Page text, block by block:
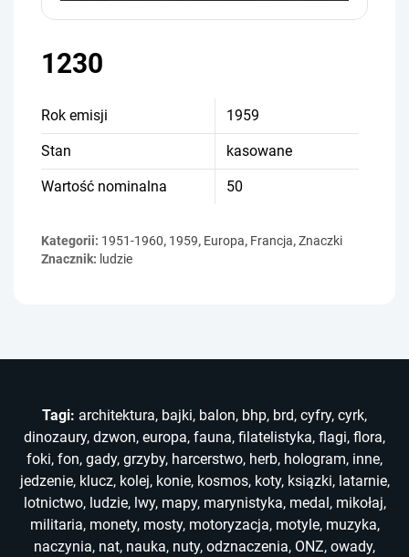
1230
Rok emisji 1959
Stan kasowane
Wartość nominalna 50
Kategorii: 1951-1960, 1959, Europa, Francja,Znaczki
Znacznik: ludzie
Tagi: architektura, bajki, balon, bhp, brd, cyfry, cyrk,
dinozaury, dzwon, europa, fauna, filatelistyka, flagi, flora,
foki, fon, gady, grzyby, harcerstwo, herb, hologram, inne,
jedzenie, klucz, kolej, konie, kosmos, koty, ksiązki, latarnie,
lotnictwo, ludzie, lwy, mapy, marynistyka, medal , mikołaj,
militaria, monety, mosty, motoryzacja, motyle, muzyka,
naczynia, nat, nauka, nuty, odznaczenia, ONZ, owady,